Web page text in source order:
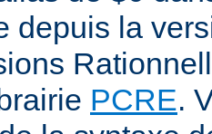
depuis la
PCRE.